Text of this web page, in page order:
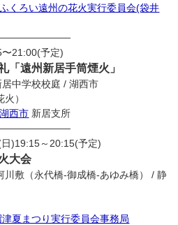
ふくろい遠州の花火実行委員会(袋井
21:00(予定)
「遠州新居手筒煙火」
中学校校庭 / 湖西市
）
湖西市 新居支所
)19:15～20:15(予定)
大会
川敷（永代橋-御成橋-あゆみ橋） / 静
津夏まつり実行委員会事務局